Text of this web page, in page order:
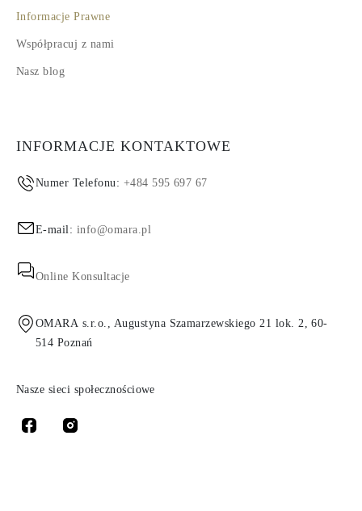
Informacje Prawne
Współpracuj z nami
Nasz blog
INFORMACJE KONTAKTOWE
Numer Telefonu: +484 595 697 67
E-mail: info@omara.pl
Online Konsultacje
OMARA s.r.o., Augustyna Szamarzewskiego 21 lok. 2, 60-
514 Poznań
Nasze sieci społecznościowe